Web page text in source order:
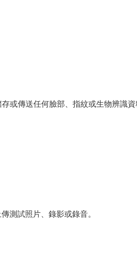
或傳送任何臉部、指紋或生物辨識資
測試照片、錄影或錄音。